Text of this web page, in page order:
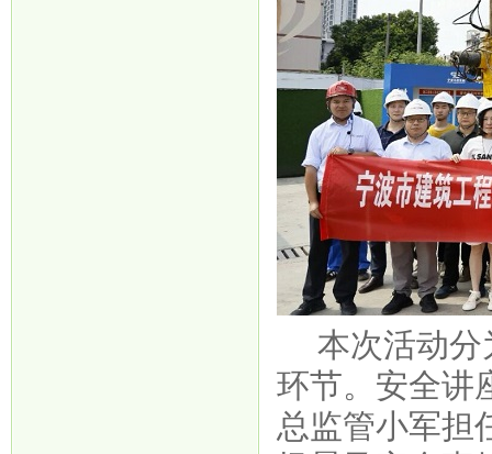
本次活动
环节。安全讲
总监管小军担